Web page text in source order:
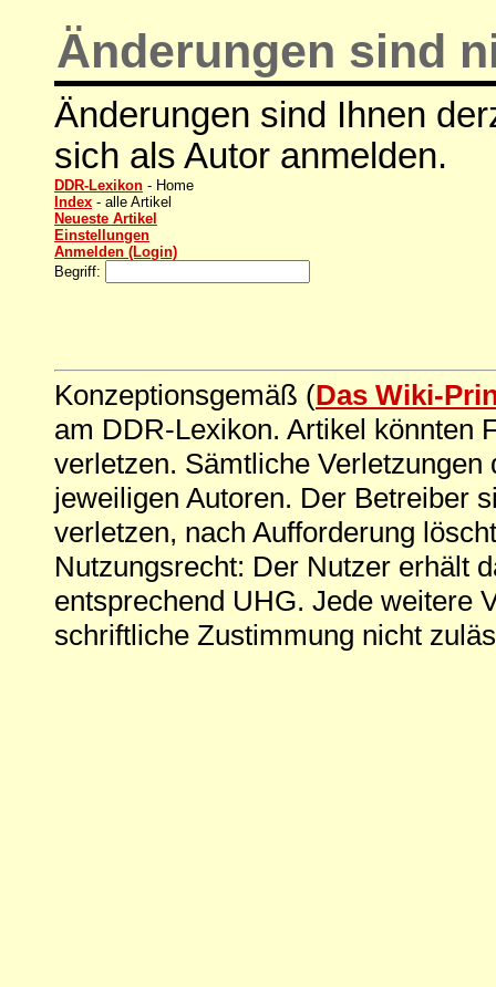
Änderungen sind
Änderungen sind Ihnen
sich als Autor anmelden.
DDR-Lexikon - Home
Index - alle Artikel
Neueste Artikel
Einstellungen
Anmelden (Login)
Begriff:
Konzeptionsgemäß (Das Wiki-
am DDR-Lexikon. Artikel könnten
verletzen. Sämtliche
jeweiligen Autoren. Der Betreiber
verletzen, nach Aufforderung
Nutzungsrecht: Der Nutzer erhält
entsprechend UHG. Jede weitere
schriftliche Zustimmung nicht